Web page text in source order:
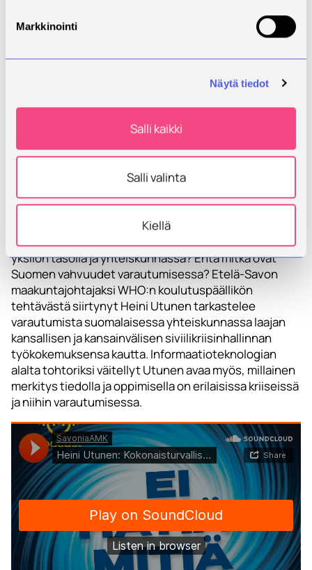
Markkinointi
Näytä tiedot
Salli kaikki
Salli valinta
Kiellä
SavoniaAMK
Kokonaisturvallisuus
ja kriisinhallinta
Mistä resilienssi ja turvallisuuden kokemus syntyvät
yksilön tasolla ja yhteiskunnassa? Entä mitkä ovat
Suomen vahvuudet varautumisessa? Etelä-Savon
maakuntajohtajaksi WHO:n koulutuspäällikön
tehtävästä siirtynyt Heini Utunen tarkastelee
varautumista suomalaisessa yhteiskunnassa laajan
kansallisen ja kansainvälisen siviilikriisinhallinnan
työkokemuksensa kautta. Informaatioteknologian
alalta tohtoriksi väitellyt Utunen avaa myös, millainen
merkitys tiedolla ja oppimisella on erilaisissa kriiseissä
ja niihin varautumisessa.